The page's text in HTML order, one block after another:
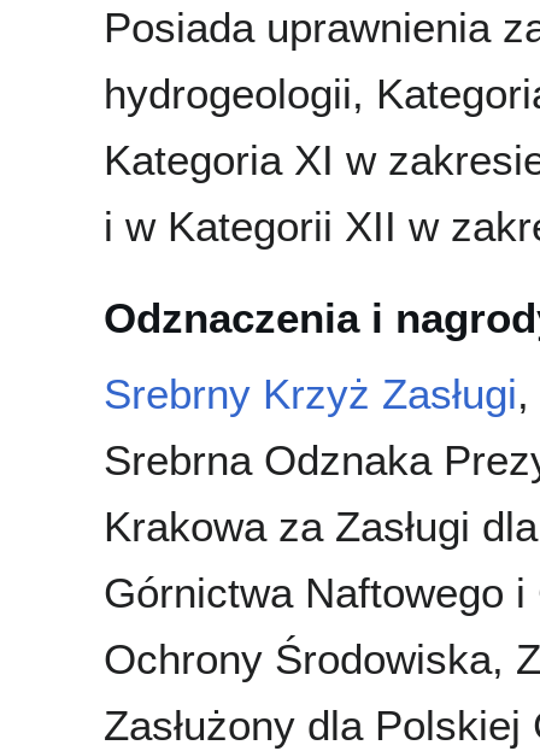
Posiada uprawnienia
hydrogeologii,
Kategoria XI w
i w Kategorii XII w
Odznaczenia i
Srebrny Krzyż Zasługi,
Srebrna Odznaka
Krakowa za Zasługi
Górnictwa Naftowego
Ochrony Środowiska,
Zasłużony dla